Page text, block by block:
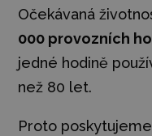
Očekávaná
000 provozních
jedné hodině
než 80 let.
Proto poskytujeme